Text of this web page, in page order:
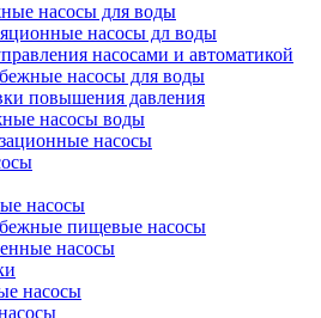
насосы для воды
насосы дл воды
насосами и автоматикой
насосы для воды
повышения давления
насосы воды
насосы
насосы
пищевые насосы
насосы
насосы